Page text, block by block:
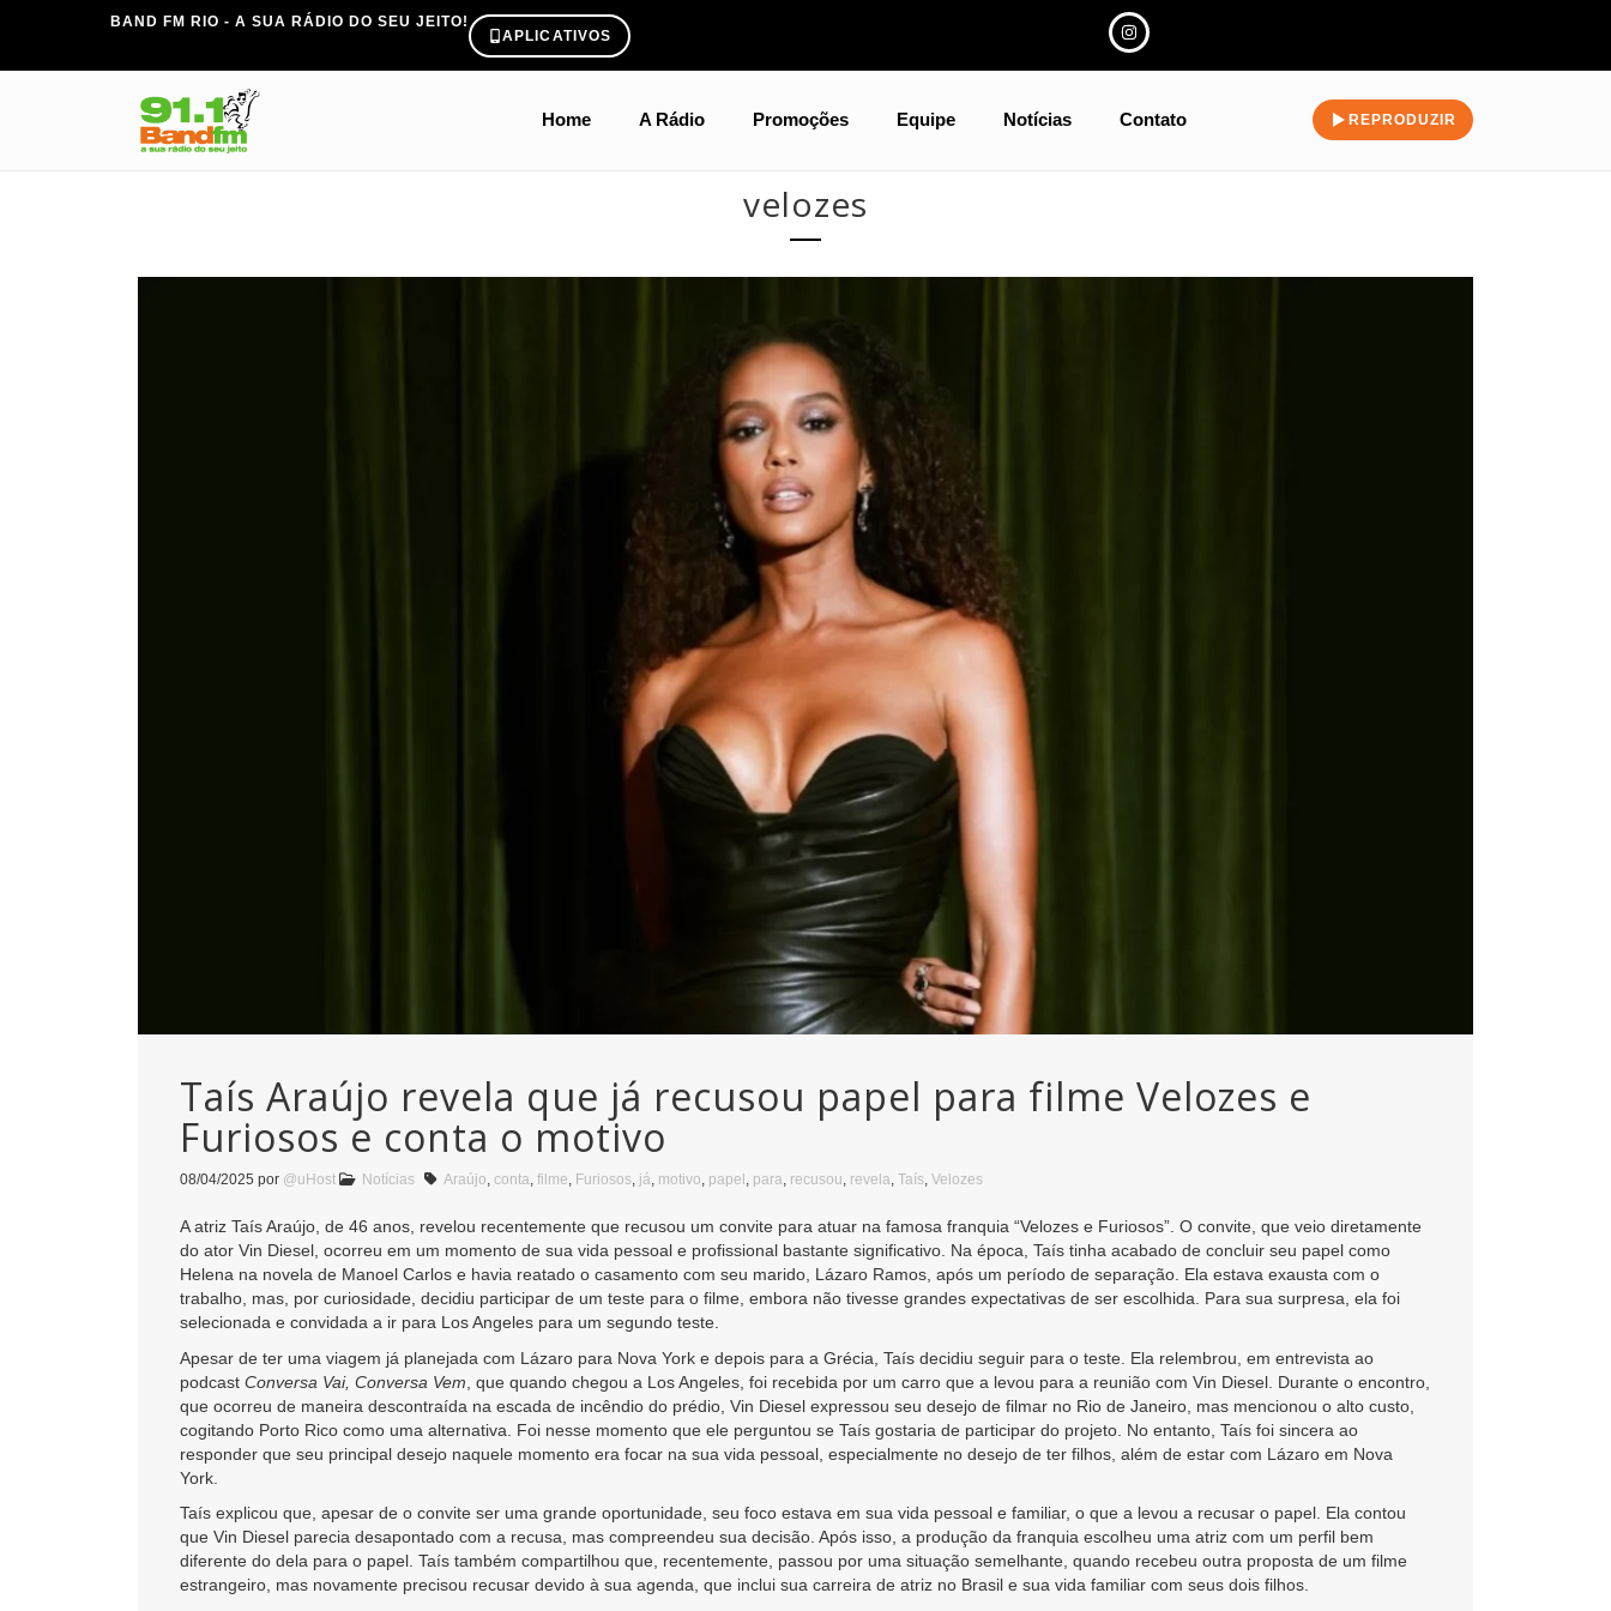
BAND FM RIO - A SUA RÁDIO DO SEU JEITO!
APLICATIVOS
Home A Rádio Promoções Equipe Notícias Contato REPRODUZIR
velozes
Taís Araújo revela que já recusou papel para filme Velozes e
Furiosos e conta o motivo
08/04/2025 por @uHost Notícias Araújo, conta, filme, Furiosos, já, motivo, papel , para, recusou, revela, Taís, Velozes
A atriz Taís Araújo, de 46 anos, revelou recentemente que recusou um convite para atuar na famosa franquia “Velozes e Furiosos”. O convite, que veio diretamente
do ator Vin Diesel, ocorreu em um momento de sua vida pessoal e profissional bastante significativo. Na época, Taís tinha acabado de concluir seu papel como
Helena na novela de Manoel Carlos e havia reatado o casamento com seu marido, Lázaro Ramos, após um período de separação. Ela estava exausta com o
trabalho, mas, por curiosidade, decidiu participar de um teste para o filme, embora não tivesse grandes expectativas de ser escolhida. Para sua surpresa, ela foi
selecionada e convidada a ir para Los Angeles para um segundo teste.
Apesar de ter uma viagem já planejada com Lázaro para Nova York e depois para a Grécia, Taís decidiu seguir para o teste. Ela relembrou, em entrevista ao
podcast Conversa Vai, Conversa Vem , que quando chegou a Los Angeles, foi recebida por um carro que a levou para a reunião com Vin Diesel. Durante o encontro,
que ocorreu de maneira descontraída na escada de incêndio do prédio, Vin Diesel expressou seu desejo de filmar no Rio de Janeiro, mas mencionou o alto custo,
cogitando Porto Rico como uma alternativa. Foi nesse momento que ele perguntou se Taís gostaria de participar do projeto. No entanto, Taís foi sincera ao
responder que seu principal desejo naquele momento era focar na sua vida pessoal, especialmente no desejo de ter filhos, além de estar com Lázaro em Nova
York.
Taís explicou que, apesar de o convite ser uma grande oportunidade, seu foco estava em sua vida pessoal e familiar, o que a levou a recusar o papel. Ela contou
que Vin Diesel parecia desapontado com a recusa, mas compreendeu sua decisão. Após isso, a produção da franquia escolheu uma atriz com um perfil bem
diferente do dela para o papel. Taís também compartilhou que, recentemente, passou por uma situação semelhante, quando recebeu outra proposta de um filme
estrangeiro, mas novamente precisou recusar devido à sua agenda, que inclui sua carreira de atriz no Brasil e sua vida familiar com seus dois filhos.